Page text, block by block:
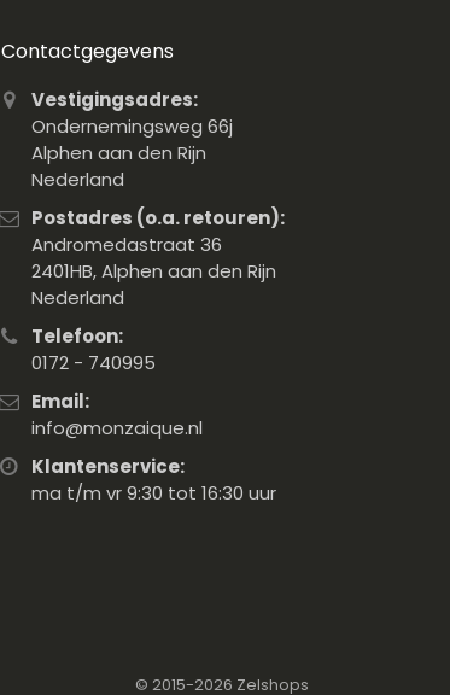
Contactgegevens
Vestigingsadres:
Ondernemingsweg 66j
Alphen aan den Rijn
Nederland
Postadres (o.a. retouren):
Andromedastraat 36
2401HB, Alphen aan den Rijn
Nederland
Telefoon:
0172 - 740995
Email:
info@monzaique.nl
Klantenservice:
ma t/m vr 9:30 tot 16:30 uur
© 2015-2026 Zelshops